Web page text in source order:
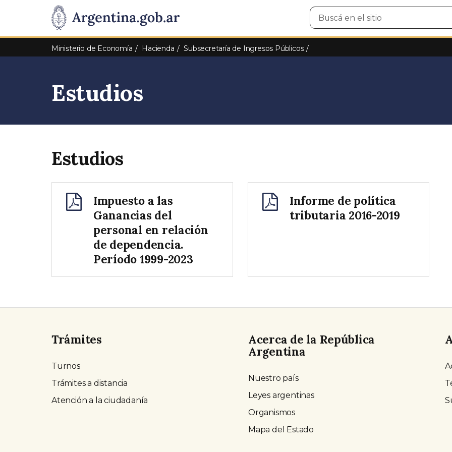
Presidencia
de
Pasar al contenido principal
Buscar
en
Ministerio de Economía Hacienda Subsecretaría de Ingresos Públicos
Estudios
Estudios
Impuesto a las
Ganancias del
personal en relación
de dependencia.
Período 1999-2023
Informe de política
tributaria 2016-2019
Trámites
Turnos
Trámites a distancia
Atención a la ciudadanía
Acerca de la República
Argentina
Nuestro país
Leyes argentinas
Organismos
Mapa del Estado